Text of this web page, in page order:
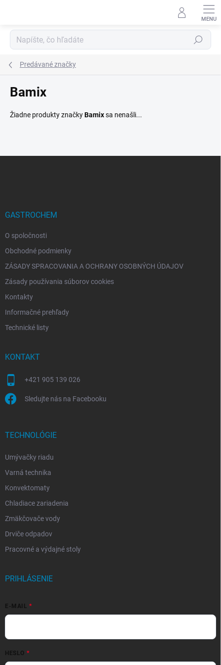
Hľadať
Predávané značky
Bamix
Žiadne produkty značkyBamixsa nenašli...
GASTROCHEM
O spoločnosti
Obchodné podmienky
ZÁSADY SPRACOVANIA A OCHRANY OSOBNÝCH ÚDAJOV
Zásady používania súborov cookies
Kontakty
Informačné prehľady
Technické listy
KONTAKT
+421 905 139 026
Sledujte nás na Facebooku
TECHNOLÓGIE
Umývačky riadu
Varná technika
Konvektomaty
Chladiace zariadenia
Zmäkčovače vody
Drviče odpadov
Pracovné a výdajné stoly
PRIHLÁSENIE
E-MAIL
HESLO